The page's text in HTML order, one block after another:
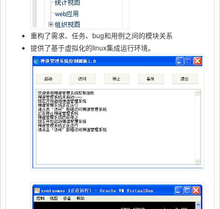
重构了需求、任务、bug和用例之间的模块关系
提供了基于虚拟化的linux集成运行环境。